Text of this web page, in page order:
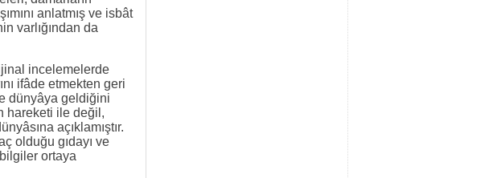
anlatmış ve isbât
varlığından da
incelemelerde
ifâde etmekten geri
dünyâya geldiğini
hareketi ile değil,
açıklamıştır.
olduğu gıdayı ve
ortaya